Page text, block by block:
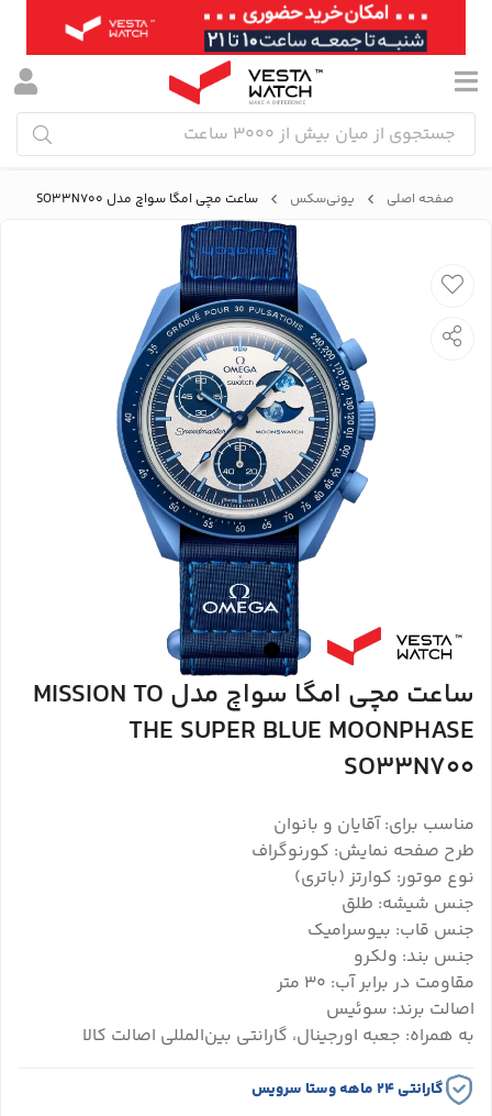
صفحه اصلی یونی‌سکس ساعت مچی امگا سواچ مدل MISSION TO THE SUPER BLUE MOONPHASE SO33N700
ساعت مچی امگا سواچ مدل MISSION TO
THE SUPER BLUE MOONPHASE
SO33N700
مناسب برای: آقایان و بانوان
طرح صفحه نمایش: کورنوگراف
نوع موتور: کوارتز (باتری)
جنس شیشه: طلق
جنس قاب: بیوسرامیک
جنس بند: ولکرو
مقاومت در برابر آب: ۳۰ متر
اصالت برند: سوئیس
به همراه: جعبه اورجینال، گارانتی بین‌المللی اصالت کالا
گارانتی ۲۴ ماهه وستا سرویس